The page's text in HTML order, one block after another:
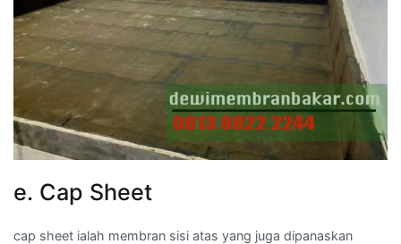
e. Cap Sheet
cap sheet ialah membran sisi atas yang juga dipanaskan